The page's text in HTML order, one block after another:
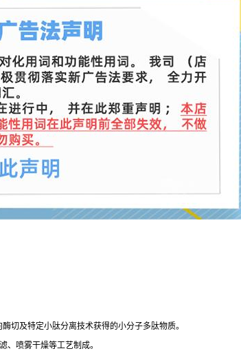
及特定小肽分离技术获得的小分子多肽物质。
、喷雾干燥等工艺制成。